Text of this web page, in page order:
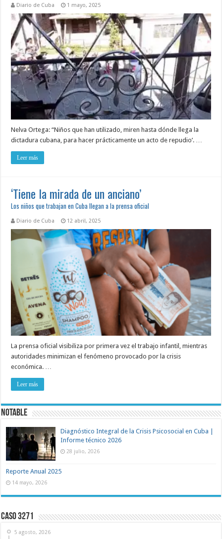
Diario de Cuba 1 mayo, 2025
Nelva Ortega: “Niños que han utilizado, miren hasta dónde llega la
dictadura cubana, para hacer prácticamente un acto de repudio’. …
Leer más
‘Tiene la mirada de un anciano’
Los niños que trabajan en Cuba llegan a la prensa oficial
Diario de Cuba 12 abril, 2025
La prensa oficial visibiliza por primera vez el trabajo infantil, mientras
autoridades minimizan el fenómeno provocado por la crisis
económica. …
Leer más
NOTABLE
Diagnóstico Integral de la Crisis Psicosocial en Cuba |
Informe técnico 2026
28 julio, 2026
Reporte Anual 2025
14 mayo, 2026
Caso 3271
5 agosto, 2026